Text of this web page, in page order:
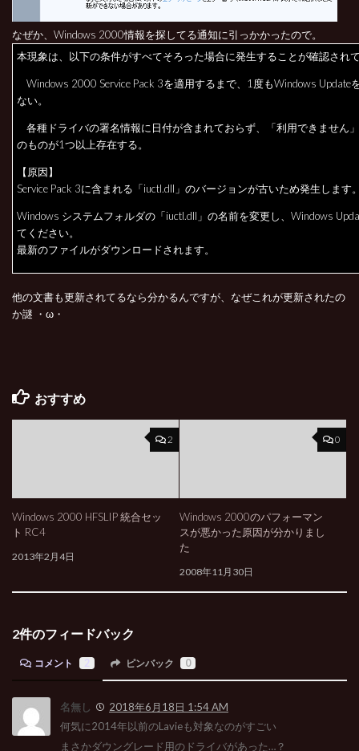
なぜか、Windows 2000情報を探してる通知に引っかかったので。
本現象は、以下の条件がすべてそろった場合に発生することが確認され
Windows 2000 Service Pack 3を適用するまで、1度もWindows Update
ない。
各種ドライバの署名情報に日付が含まれておらず、「利用できません
のものが1つ以上存在する。
【原因】
Service Pack 3に含まれる「iuctl.dll」のバージョンが古いため発生します
Windows システムフォルダの「iuctl.dll」の名前を変更し、Windows
てください。
最新のファイルがダウンロードされます。
他の文書も更新されてるなら分かるんですが、なぜこれが更新されたの
か謎 ・ω・
おすすめ
2
Windows 2000 HFSLIP 統合セッ
ト RC4
2013年2月4日
0
Windows 2000のパフォーマン
スが悪かった原因が分かりまし
た
2008年11月30日
2件のフィードバック
コメント ピンバック 0
名無し
2018年6月18日 1:54 AM
何気に2014年以前のLavieも対象なのがすごい
まさかダウングレード用のドライバがあった…？